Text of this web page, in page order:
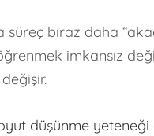
süreç biraz daha
imkansız
düşünme yeteneği